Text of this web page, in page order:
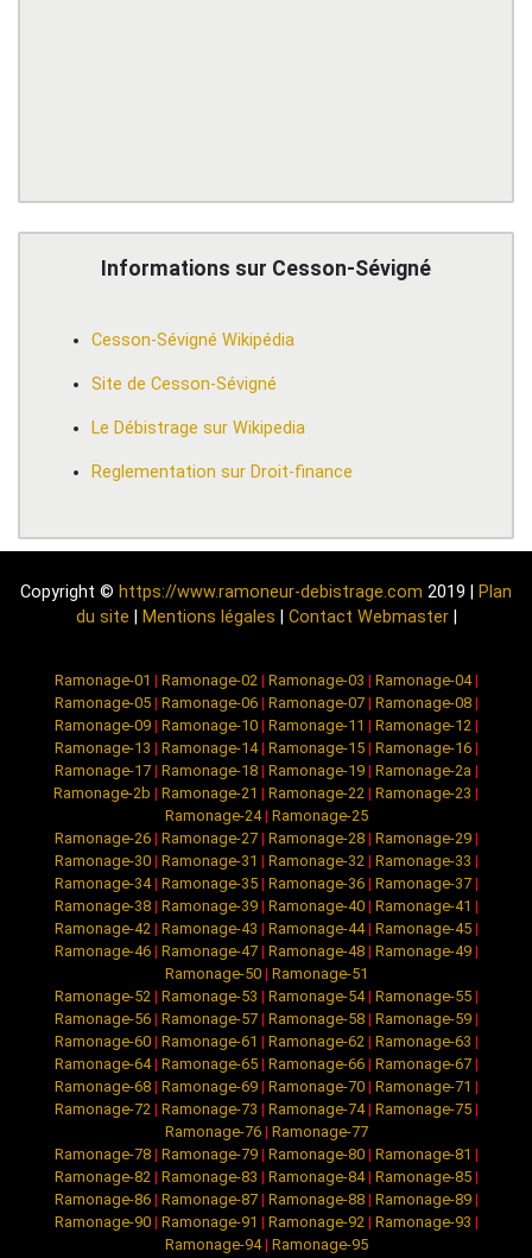
Informations sur Cesson-Sévigné
Cesson-Sévigné Wikipédia
Site de Cesson-Sévigné
Le Débistrage sur Wikipedia
Reglementation sur Droit-finance
Copyright © https://www.ramoneur-debistrage.com 2019 |
Plan
du site
Mentions légales Contact Webmaster|
Ramonage-01 | Ramonage-02| Ramonage-03 | Ramonage-04|
Ramonage-05| Ramonage-06| Ramonage-07| Ramonage-08|
Ramonage-09| Ramonage-10| Ramonage-11 | Ramonage-12|
Ramonage-13 | Ramonage-14| Ramonage-15| Ramonage-16|
Ramonage-17| Ramonage-18| Ramonage-19| Ramonage-2a |
Ramonage-2b | Ramonage-21 | Ramonage-22 | Ramonage-23 |
Ramonage-24| Ramonage-25
Ramonage-26| Ramonage-27| Ramonage-28| Ramonage-29|
Ramonage-30| Ramonage-31 | Ramonage-32| Ramonage-33 |
Ramonage-34| Ramonage-35| Ramonage-36| Ramonage-37|
Ramonage-38| Ramonage-39| Ramonage-40| Ramonage-41 |
Ramonage-42| Ramonage-43 | Ramonage-44| Ramonage-45|
Ramonage-46| Ramonage-47| Ramonage-48| Ramonage-49|
Ramonage-50| Ramonage-51
Ramonage-52| Ramonage-53 | Ramonage-54| Ramonage-55|
Ramonage-56| Ramonage-57| Ramonage-58| Ramonage-59|
Ramonage-60| Ramonage-61 | Ramonage-62| Ramonage-63 |
Ramonage-64| Ramonage-65| Ramonage-66| Ramonage-67|
Ramonage-68| Ramonage-69| Ramonage-70| Ramonage-71 |
Ramonage-72| Ramonage-73 | Ramonage-74| Ramonage-75|
Ramonage-76| Ramonage-77
Ramonage-78| Ramonage-79| Ramonage-80| Ramonage-81 |
Ramonage-82| Ramonage-83 | Ramonage-84| Ramonage-85|
Ramonage-86| Ramonage-87| Ramonage-88| Ramonage-89|
Ramonage-90| Ramonage-91 | Ramonage-92| Ramonage-93 |
Ramonage-94| Ramonage-95